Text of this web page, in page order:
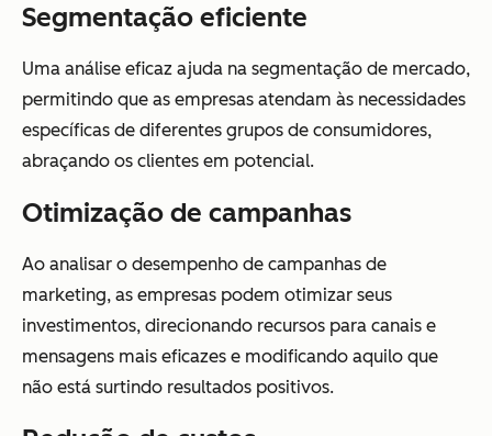
Segmentação eficiente
Uma análise eficaz ajuda na segmentação de mercado,
permitindo que as empresas atendam às necessidades
específicas de diferentes grupos de consumidores,
abraçando os clientes em potencial.
Otimização de campanhas
Ao analisar o desempenho de campanhas de
marketing, as empresas podem otimizar seus
investimentos, direcionando recursos para canais e
mensagens mais eficazes e modificando aquilo que
não está surtindo resultados positivos.